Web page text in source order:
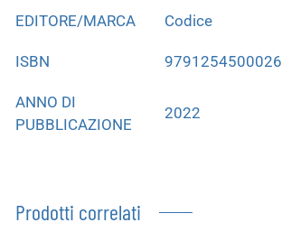
EDITORE/MARCA Codice
ISBN 9791254500026
ANNO DI
PUBBLICAZIONE
2022
Prodotti correlati